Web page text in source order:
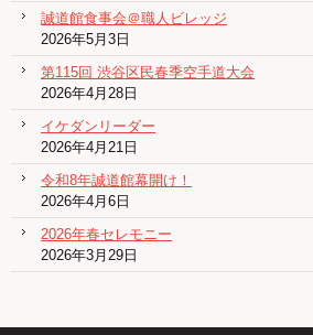
誠道館食事会＠職人ビレッジ
2026年5月3日
第115回 渋谷区民春季空手道大会
2026年4月28日
イケダンリーダー
2026年4月21日
令和8年誠道館幕開け！
2026年4月6日
2026年春セレモニー
2026年3月29日